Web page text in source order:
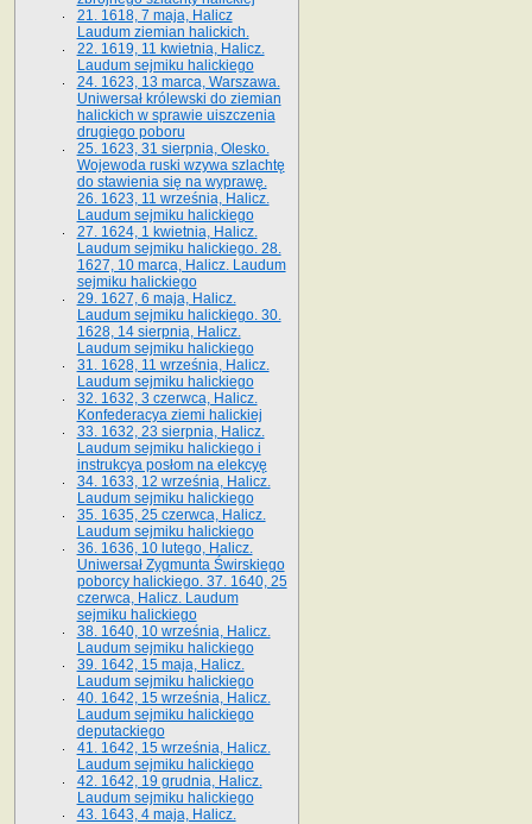
21. 1618, 7 maja, Halicz
Laudum ziemian halickich.
22. 1619, 11 kwietnia, Halicz.
Laudum sejmiku halickiego
24. 1623, 13 marca, Warszawa.
Uniwersał królewski do ziemian
halickich w sprawie uiszczenia
drugiego poboru
25. 1623, 31 sierpnia, Olesko.
Wojewoda ruski wzywa szlachtę
do stawienia się na wyprawę.
26. 1623, 11 września, Halicz.
Laudum sejmiku halickiego
27. 1624, 1 kwietnia, Halicz.
Laudum sejmiku halickiego. 28.
1627, 10 marca, Halicz. Laudum
sejmiku halickiego
29. 1627, 6 maja, Halicz.
Laudum sejmiku halickiego. 30.
1628, 14 sierpnia, Halicz.
Laudum sejmiku halickiego
31. 1628, 11 września, Halicz.
Laudum sejmiku halickiego
32. 1632, 3 czerwca, Halicz.
Konfederacya ziemi halickiej
33. 1632, 23 sierpnia, Halicz.
Laudum sejmiku halickiego i
instrukcya posłom na elekcyę
34. 1633, 12 września, Halicz.
Laudum sejmiku halickiego
35. 1635, 25 czerwca, Halicz.
Laudum sejmiku halickiego
36. 1636, 10 lutego, Halicz.
Uniwersał Zygmunta Świrskiego
poborcy halickiego. 37. 1640, 25
czerwca, Halicz. Laudum
sejmiku halickiego
38. 1640, 10 września, Halicz.
Laudum sejmiku halickiego
39. 1642, 15 maja, Halicz.
Laudum sejmiku halickiego
40. 1642, 15 września, Halicz.
Laudum sejmiku halickiego
deputackiego
41. 1642, 15 września, Halicz.
Laudum sejmiku halickiego
42. 1642, 19 grudnia, Halicz.
Laudum sejmiku halickiego
43. 1643, 4 maja, Halicz.